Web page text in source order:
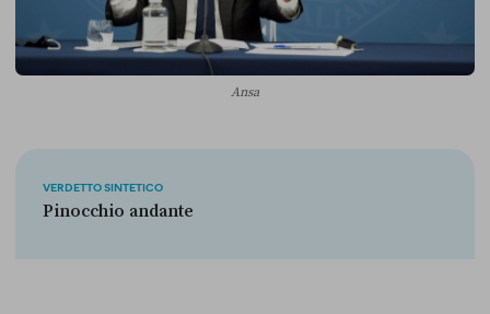
Ansa
VERDETTO SINTETICO
Pinocchio andante